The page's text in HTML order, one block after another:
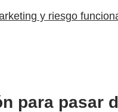
y riesgo
para pasar